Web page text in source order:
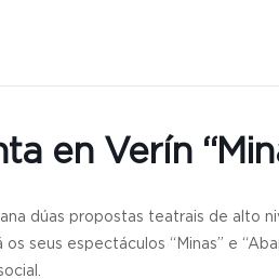
en Verín
dúas propostas teatrais de alto
seus espectáculos “Minas” e